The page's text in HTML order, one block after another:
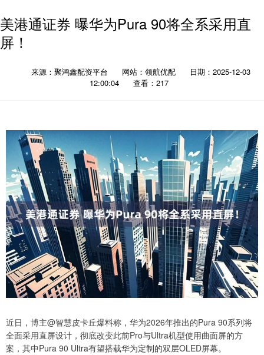
美港通证券 曝华为Pura 90将全系采用直
屏！
来源：聚鸿鑫配资平台 网站：领航优配
日期：2025-12-03
12:00:04
查看：217
近日，博主@智慧皮卡丘爆料称，华为2026年推出的Pura 90系列将
全面采用直屏设计，彻底改变此前Pro与Ultra机型使用曲面屏的方
案，其中Pura 90 Ultra有望搭载华为定制的双层OLED屏幕。